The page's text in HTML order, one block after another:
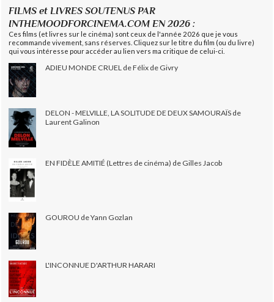
FILMS et LIVRES SOUTENUS PAR
INTHEMOODFORCINEMA.COM EN 2026 :
Ces films (et livres sur le cinéma) sont ceux de l'année 2026 que je vous
recommande vivement, sans réserves. Cliquez sur le titre du film (ou du livre)
qui vous intéresse pour accéder au lien vers ma critique de celui-ci.
ADIEU MONDE CRUEL de Félix de Givry
DELON - MELVILLE, LA SOLITUDE DE DEUX SAMOURAÏS de
Laurent Galinon
EN FIDÈLE AMITIÉ (Lettres de cinéma) de Gilles Jacob
GOUROU de Yann Gozlan
L'INCONNUE D'ARTHUR HARARI